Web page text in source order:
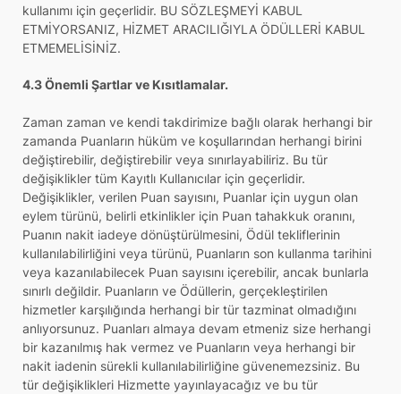
kullanımı için geçerlidir. BU SÖZLEŞMEYİ KABUL
ETMİYORSANIZ, HİZMET ARACILIĞIYLA ÖDÜLLERİ KABUL
ETMEMELİSİNİZ.
4.3 Önemli Şartlar ve Kısıtlamalar.
Zaman zaman ve kendi takdirimize bağlı olarak herhangi bir
zamanda Puanların hüküm ve koşullarından herhangi birini
değiştirebilir, değiştirebilir veya sınırlayabiliriz. Bu tür
değişiklikler tüm Kayıtlı Kullanıcılar için geçerlidir.
Değişiklikler, verilen Puan sayısını, Puanlar için uygun olan
eylem türünü, belirli etkinlikler için Puan tahakkuk oranını,
Puanın nakit iadeye dönüştürülmesini, Ödül tekliflerinin
kullanılabilirliğini veya türünü, Puanların son kullanma tarihini
veya kazanılabilecek Puan sayısını içerebilir, ancak bunlarla
sınırlı değildir. Puanların ve Ödüllerin, gerçekleştirilen
hizmetler karşılığında herhangi bir tür tazminat olmadığını
anlıyorsunuz. Puanları almaya devam etmeniz size herhangi
bir kazanılmış hak vermez ve Puanların veya herhangi bir
nakit iadenin sürekli kullanılabilirliğine güvenemezsiniz. Bu
tür değişiklikleri Hizmette yayınlayacağız ve bu tür